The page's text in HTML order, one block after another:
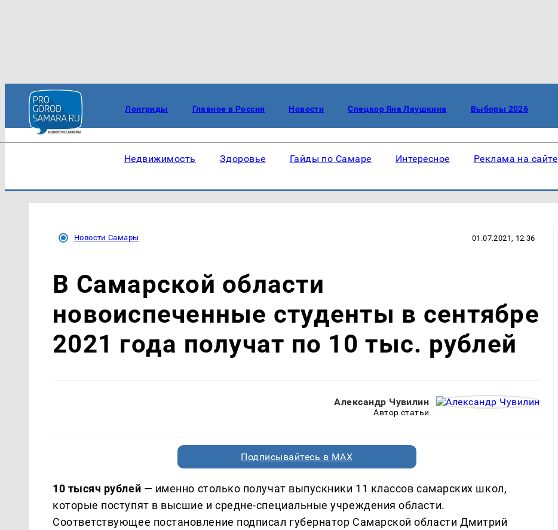
Лонгриды Главное в России Новости Спецкор Яна Лаушкина Выборы 2026
Недвижимость Здоровье Гайды по Самаре Интересное Реклама на сайте
Новости Самары 01.07.2021, 12:36
В Самарской области
новоиспеченные студенты в сентябре
2021 года получат по 10 тыс. рублей
Александр Чувилин
Автор статьи
Подписывайтесь в MAX
10 тысяч рублей — именно столько получат выпускники 11 классов самарских школ,
которые поступят в высшие и средне-специальные учреждения области.
Соответствующее постановление подписал губернатор Самарской области Дмитрий